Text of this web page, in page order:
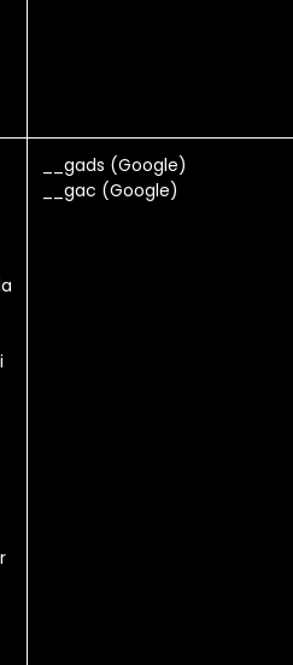
__gads (Google)
__gac (Google)